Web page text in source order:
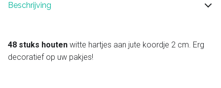
Beschrijving
48 stuks houten witte hartjes aan jute koordje 2 cm. Erg
decoratief op uw pakjes!